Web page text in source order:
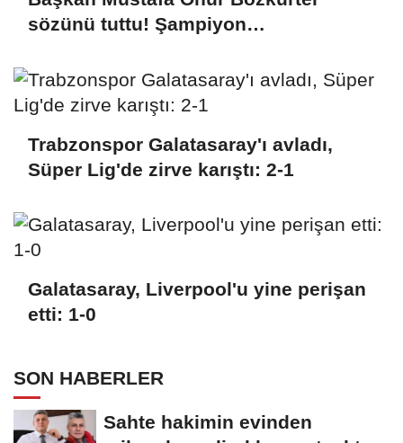
sözünü tuttu! Şampiyon
Trabzonspor Galatasaray'ı avladı,
Süper Lig'de zirve karıştı: 2-1
Galatasaray, Liverpool'u yine perişan
etti: 1-0
SON HABERLER
Sahte hakimin evinden